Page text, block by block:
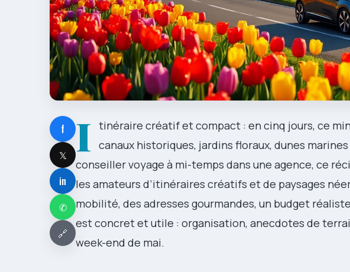
f
𝕏
in
✆
🔗
I tinéraire créatif et compact : en cinq jours, ce
canaux historiques, jardins floraux, dunes
conseiller voyage à mi-temps dans une agence, ce
les amateurs d’itinéraires créatifs et de paysages
mobilité, des adresses gourmandes, un budget
est concret et utile : organisation, anecdotes de
week-end de mai.